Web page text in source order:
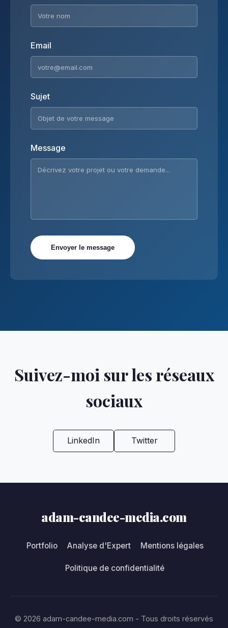
Email
Sujet
Message
Envoyer le message
Suivez-moi sur les réseaux
sociaux
LinkedIn Twitter
adam-candee-media.com
Portfolio Analyse d'Expert Mentions légales
Politique de confidentialité
© 2026 adam-candee-media.com - Tous droits réservés